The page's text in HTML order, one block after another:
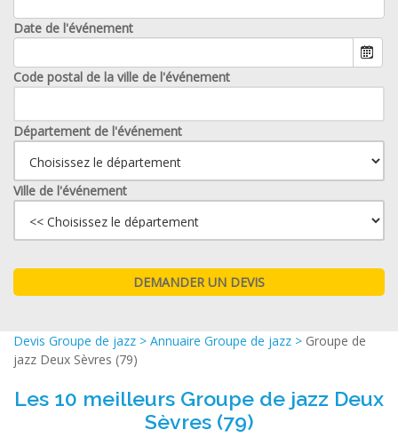
Date de l'événement
Code postal de la ville de l'événement
Département de l'événement
Ville de l'événement
Devis Groupe de jazz > Annuaire Groupe de jazz > Groupe de
jazz Deux Sèvres (79)
Les 10 meilleurs Groupe de jazz Deux
Sèvres (79)